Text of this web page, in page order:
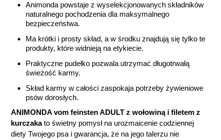
Animonda powstaje z wyselekcjonowanych składników
naturalnego pochodzenia dla maksymalnego
bezpieczeństwa.
Ma krótki i prosty skład, a w środku znajdują się tylko te
produkty, które widnieją na etykiecie.
Praktyczne pudełko pozwala utrzymać długotrwałą
świeżość karmy.
Skład karmy w całości zaspokaja potrzeby żywieniowe
psów dorosłych.
ANIMONDA vom feinsten ADULT z wołowiną i filetem z
kurczakato świetny pomysł na urozmaicenie codziennej
diety Twojego psa i gwarancja, że na jego talerzu nie